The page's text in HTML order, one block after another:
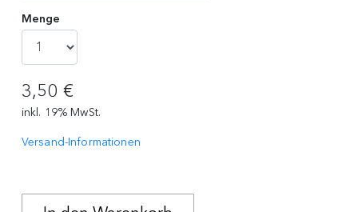
Menge
3,50 €
inkl. 19% MwSt.
Versand-Informationen